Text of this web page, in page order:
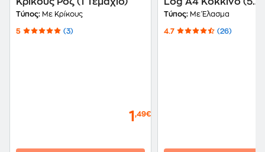
Τύπος: Με Κρίκους
5 (3)
1 ,49€
Τεμάχια)
Τύπος: Με Έλασμα
4.7 (26)